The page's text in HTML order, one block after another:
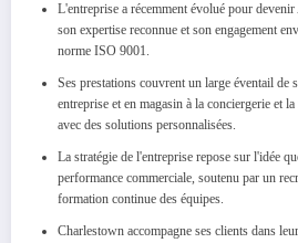
L'entreprise a récemment évolué pour
son expertise reconnue et son engagement
norme ISO 9001.
Ses prestations couvrent un large éventail de
entreprise et en magasin à la conciergerie et
avec des solutions personnalisées.
La stratégie de l'entreprise repose sur l'idée
performance commerciale, soutenu par un
formation continue des équipes.
Charlestown accompagne ses clients dans